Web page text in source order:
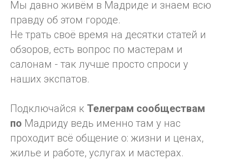
Мы давно живём в Мадриде и знаем всю
правду об этом городе.
Не трать своё время на десятки статей и
обзоров, есть вопрос по мастерам и
салонам - так лучше просто спроси у
наших экспатов.
Подключайся к Телеграм сообществам
по Мадриду ведь именно там у нас
проходит всё общение о: жизни и ценах,
жилье и работе, услугах и мастерах.